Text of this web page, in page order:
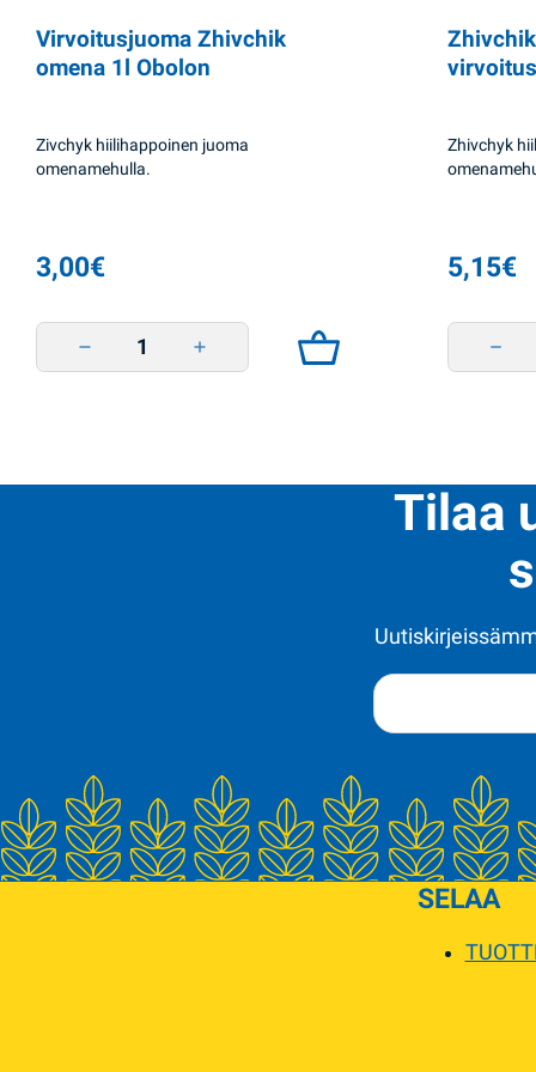
Virvoitusjuoma Zhivchik
omena 1l Obolon
Zivchyk hiilihappoinen juoma
omenamehulla.
3,00€
Virvoitusjuoma Zhivchik omena 1l Obolon quantity
Zhivchyk
5,15€
Tilaa
SELAA